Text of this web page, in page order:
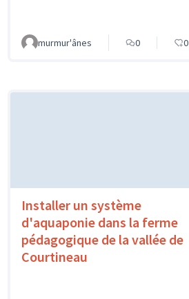
murmur'ânes 0 0
Installer un système
d'aquaponie dans la ferme
pédagogique de la vallée de
Courtineau